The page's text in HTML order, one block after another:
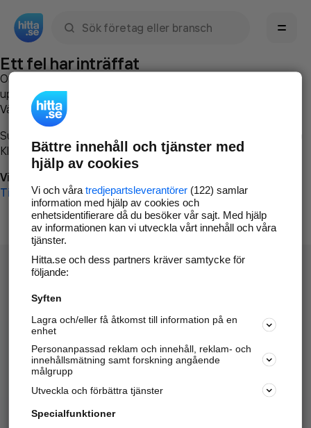
Ett fel har inträffat
Om du vill kan du
uppstod så att vi lättare och snabbare kan avhjälpa det.
Vänligen försök med följande:
Surfa till
Klicka påTillbaka-knappen i webbläsaren och försök igen
Vi beklagar besväret!
Till startsidan
Hitta.se - Gratis nummerupplysning.
Sök företag, personer och platser.
Hitta telefonnummer, adresser, företagsinfo mm.
Marknadsför företaget
Bättre innehåll och tjänster med
hjälp av cookies
Vi och våra tredjepartsleverantörer(122) samlar
information med hjälp av cookies och
enhetsidentifierare då du besöker vår sajt. Med hjälp
av informationen kan vi utveckla vårt innehåll och våra
tjänster.
Hitta.se och dess partners kräver samtycke för
följande:
Syften
Lagra och/eller få åtkomst till information på en
enhet
Personanpassad reklam och innehåll, reklam- och
innehållsmätning samt forskning angående
målgrupp
Utveckla och förbättra tjänster
Specialfunktioner